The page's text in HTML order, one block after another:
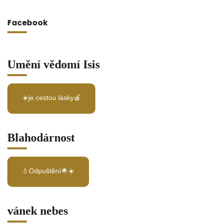
Facebook
Umění vědomí Isis
☀️je cestou lásky🍎
Blahodárnost
💧Odpuštění🌟☀️
vánek nebes